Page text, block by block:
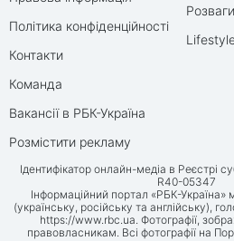
Політика конфіденційності
Контакти
Команда
Вакансії в РБК-Україна
Розмістити рекламу
Розваги
Ідентифікатор онлайн-медіа в Реєстрі
R40-05347
Інформаційний портал «РБК-Україна»
(українську, російську та англійську),
https://www.rbc.ua. Фотографії,
правовласникам. Всі фотографії на